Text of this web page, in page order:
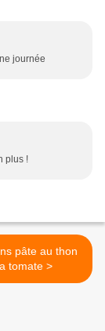
journée
plus !
pâte au thon
et à la tomate >